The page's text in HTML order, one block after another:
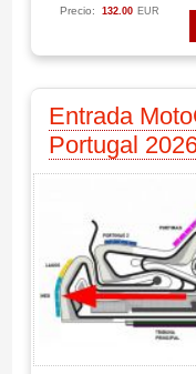
Precio: 132.00 EUR
Entrada
Portugal